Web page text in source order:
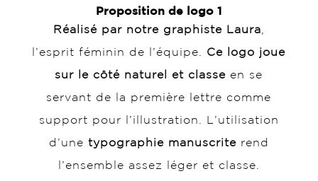
Proposition de logo 1
Réalisé par notre graphiste Laura
l’esprit féminin de l’équipe. Ce logo joue
sur le côté naturel et classe en se
servant de la première lettre comme
support pour l’illustration. L’utilisation
d’une typographie manuscriterend
l’ensemble assez léger et classe.